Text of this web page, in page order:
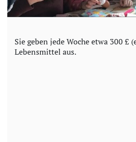
Sie geben jede Woche etwa 300 £
Lebensmittel aus.